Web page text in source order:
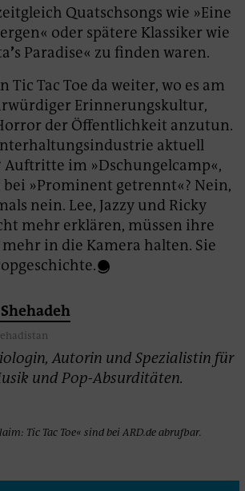
Quatschsongs wie »Eine
oder spätere Klassiker wie
’s Paradise« zu finden waren.
Tic Tac Toe da weiter, wo es am
Erinnerungskultur,
der Öffentlichkeit anzutun.
aktuell
Auftritte im »Dschungelcamp«,
»Prominent getrennt«? Nein,
nein. Lee, Jazzy und Ricky
mehr erklären, müssen ihre
in die Kamera halten. Sie
Autorin und Spezialistin für
und Pop-Absurditäten.
Tic Tac Toe« sind bei ARD.de abrufbar.